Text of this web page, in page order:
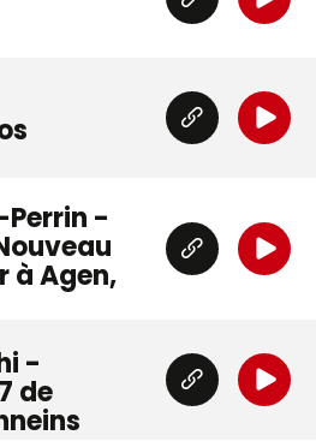
-
à Agen,
-
de